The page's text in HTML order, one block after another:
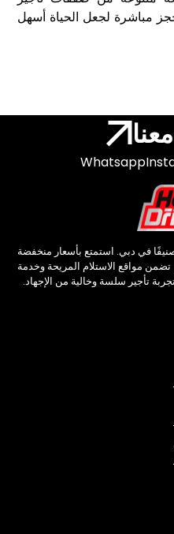
3 وطريقة حجز مباشرة لجعل الحياة أسهل
Whatsapp
في دبي. استمتع بأسعار منخفضة
مواقع الاستلام المريحة وخدمة
تأجير سلسة وخالية من الإجهاد.